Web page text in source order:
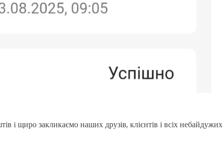
і щиро закликаємо наших друзів, клієнтів і всіх небайдужих